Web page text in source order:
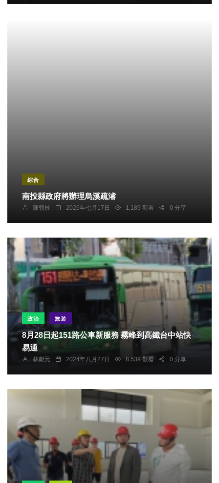
綜合
南投縣政府將辦理烏溪疏濬
陳朝枝 2026年七月17日 1,189 觀看 0 分享
政治 旅遊
8月28日起151路公車新服務 霧峰到高鐵台中站快
易通
林獻元 2024年八月27日 8,539 觀看 0 分享